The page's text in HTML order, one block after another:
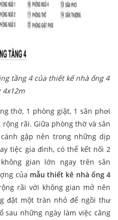
tầng 4 của thiết kế nhà ống 4
4x12m
thờ, 1 phòng giặt, 1 sân phơi
rãi. Giữa phòng thờ và sân
gập nên trong những dịp
tiệc gia đình, có thể kết nối 2
gian lớn ngay trên sân
của mẫu thiết kê nhà ống 4
rãi với không gian mở nên
đặt một tràn nhỏ để ngồi thư
sau những ngày làm việc căng